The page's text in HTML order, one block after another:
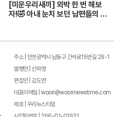
[미운우리새끼] 외박 한 번 해보
자!🤣 아내 눈치 보던 남편들의 깜
주소 | 인천광역시 남동구 간석로15번길 29-1
발행인 | 신하영
편집인 | 김도연
대표이메일 | woori@woorinewstime.com
제호 | 우리뉴스타임